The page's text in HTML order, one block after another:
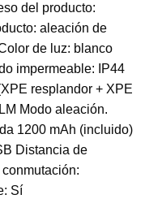
del producto:
aleación de
de luz: blanco
impermeable: IP44
resplandor + XPE
Modo aleación.
1200 mAh (incluido)
Distancia de
Sí